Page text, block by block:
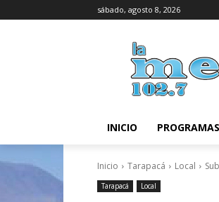
sábado, agosto 8, 2026
INICIO
Inicio Tarapacá Local
Tarapacá Local